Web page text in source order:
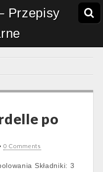
Przepisy
po
0 Comments
Składniki: 3